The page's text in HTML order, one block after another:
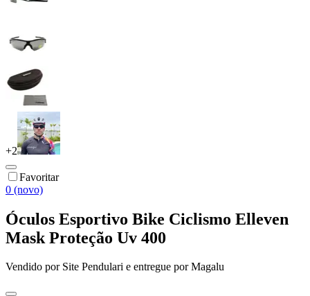
+2
Favoritar
0 (novo)
Óculos Esportivo Bike Ciclismo Elleven
Mask Proteção Uv 400
Vendido por Site Pendulari e entregue por Magalu